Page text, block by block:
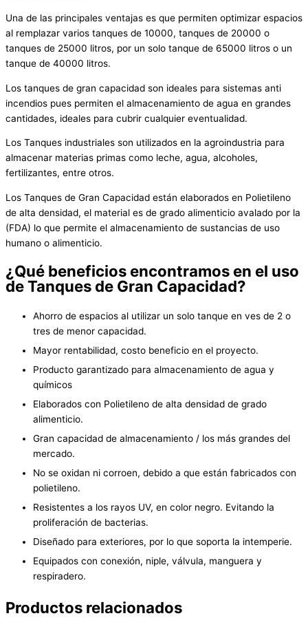
Una de las principales ventajas es que permiten optimizar espacios
al remplazar varios tanques de 10000, tanques de 20000 o
tanques de 25000 litros, por un solo tanque de 65000 litros o un
tanque de 40000 litros.
Los tanques de gran capacidad son ideales para sistemas anti
incendios pues permiten el almacenamiento de agua en grandes
cantidades, ideales para cubrir cualquier eventualidad.
Los Tanques industriales son utilizados en la agroindustria para
almacenar materias primas como leche, agua, alcoholes,
fertilizantes, entre otros.
Los Tanques de Gran Capacidad están elaborados en Polietileno
de alta densidad, el material es de grado alimenticio avalado por la
(FDA) lo que permite el almacenamiento de sustancias de uso
humano o alimenticio.
¿Qué beneficios encontramos en el uso
de Tanques de Gran Capacidad?
Ahorro de espacios al utilizar un solo tanque en ves de 2 o
tres de menor capacidad.
Mayor rentabilidad, costo beneficio en el proyecto.
Producto garantizado para almacenamiento de agua y
químicos
Elaborados con Polietileno de alta densidad de grado
alimenticio.
Gran capacidad de almacenamiento / los más grandes del
mercado.
No se oxidan ni corroen, debido a que están fabricados con
polietileno.
Resistentes a los rayos UV, en color negro. Evitando la
proliferación de bacterias.
Diseñado para exteriores, por lo que soporta la intemperie.
Equipados con conexión, niple, válvula, manguera y
respiradero.
Productos relacionados